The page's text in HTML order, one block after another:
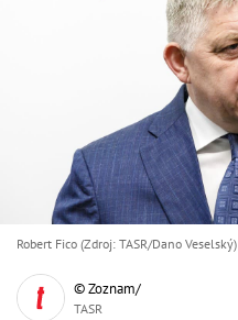
Robert Fico (Zdroj: TASR/Dano Veselský)
© Zoznam/
TASR